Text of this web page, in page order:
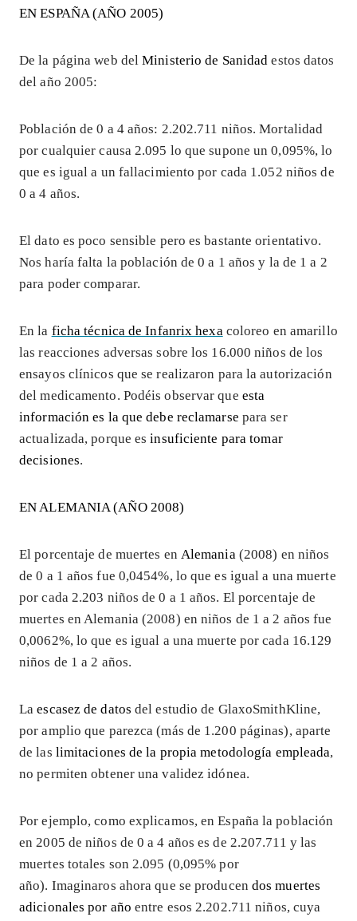
EN ESPAÑA (AÑO 2005)
De la página web delMinisterio de Sanidad estos datos
del año 2005:
Población de 0 a 4 años: 2.202.711 niños. Mortalidad
por cualquier causa 2.095 lo que supone un 0,095%, lo
que es igual a un fallacimiento por cada 1.052 niños de
0 a 4 años.
El dato es poco sensible pero es bastante orientativo.
Nos haría falta la población de 0 a 1 años y la de 1 a 2
para poder comparar.
En la ficha técnica de Infanrix hexa coloreo en amarillo
las reacciones adversas sobre los 16.000 niños de los
ensayos clínicos que se realizaron para la autorización
del medicamento. Podéis observar que esta
información es la que debe reclamarse para ser
actualizada, porque esinsuficiente para tomar
decisiones.
EN ALEMANIA (AÑO 2008)
El porcentaje de muertes en Alemania (2008) en niños
de 0 a 1 años fue 0,0454%, lo que es igual a una muerte
por cada 2.203 niños de 0 a 1 años. El porcentaje de
muertes en Alemania (2008) en niños de 1 a 2 años fue
0,0062%, lo que es igual a una muerte por cada 16.129
niños de 1 a 2 años.
Laescasez de datos del estudio de GlaxoSmithKline,
por amplio que parezca (más de 1.200 páginas), aparte
de las limitaciones de la propia metodología empleada,
no permiten obtener una validez idónea.
Por ejemplo, como explicamos, en España la población
en 2005 de niños de 0 a 4 años es de 2.207.711 y las
muertes totales son 2.095 (0,095% por
año). Imaginaros ahora que se producen dos muertes
adicionales por año entre esos 2.202.711 niños, cuya